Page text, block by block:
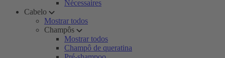
Nécessaires
Cabelo
Mostrar todos
Champôs
Mostrar todos
Champô de queratina